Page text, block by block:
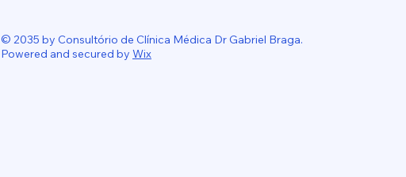
© 2035 by Consultório de Clínica Médica Dr Gabriel Braga.
Powered and secured by Wix